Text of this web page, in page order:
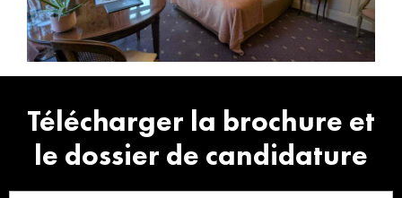
Télécharger la brochure et
le dossier de candidature